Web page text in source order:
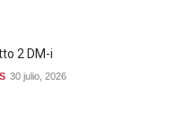
2 DM-i
30 julio, 2026